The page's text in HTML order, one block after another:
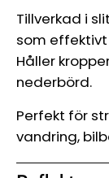
Tillverkad i
som effektivt
Håller
nederbörd.
Perfekt för
vandring,